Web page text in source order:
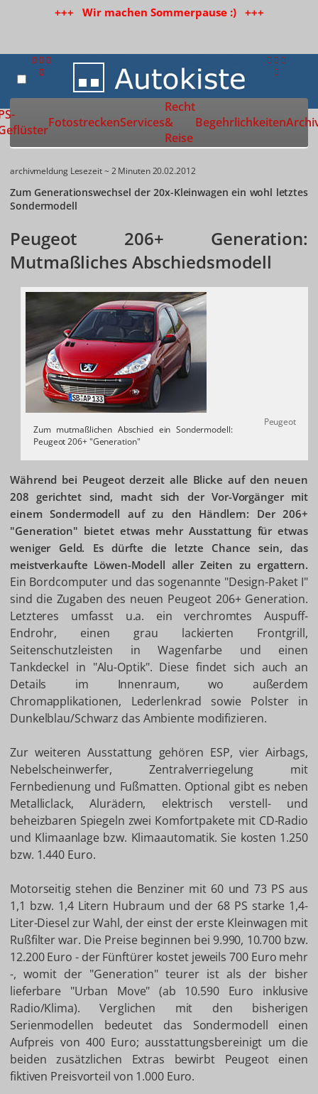
+++ Wir machen Sommerpause :) +++
Zur Startseite
FotostreckenServices
Recht
&
Reise
Begehrlichkeiten
archivmeldung Lesezeit ~ 2 Minuten20.02.2012
Zum Generationswechsel der 20x-Kleinwagen ein wohl letztes
Sondermodell
Peugeot 206+ Generation:
Mutmaßliches Abschiedsmodell
Peugeot
Zum mutmaßlichen Abschied ein Sondermodell:
Peugeot 206+ "Generation"
Während bei Peugeot derzeit alle Blicke auf den neuen
208 gerichtet sind, macht sich der Vor-Vorgänger mit
einem Sondermodell auf zu den Händlern: Der 206+
"Generation" bietet etwas mehr Ausstattung für etwas
weniger Geld. Es dürfte die letzte Chance sein, das
meistverkaufte Löwen-Modell aller Zeiten zu ergattern.
Ein Bordcomputer und das sogenannte "Design-Paket I"
sind die Zugaben des neuen Peugeot 206+ Generation.
Letzteres umfasst u.a. ein verchromtes Auspuff-
Endrohr, einen grau lackierten Frontgrill,
Seitenschutzleisten in Wagenfarbe und einen
Tankdeckel in "Alu-Optik". Diese findet sich auch an
Details im Innenraum, wo außerdem
Chromapplikationen, Lederlenkrad sowie Polster in
Dunkelblau/Schwarz das Ambiente modifizieren.
Zur weiteren Ausstattung gehören ESP, vier Airbags,
Nebelscheinwerfer, Zentralverriegelung mit
Fernbedienung und Fußmatten. Optional gibt es neben
Metalliclack, Alurädern, elektrisch verstell- und
beheizbaren Spiegeln zwei Komfortpakete mit CD-Radio
und Klimaanlage bzw. Klimaautomatik. Sie kosten 1.250
bzw. 1.440 Euro.
Motorseitig stehen die Benziner mit 60 und 73 PS aus
1,1 bzw. 1,4 Litern Hubraum und der 68 PS starke 1,4-
Liter-Diesel zur Wahl, der einst der erste Kleinwagen mit
Rußfilter war. Die Preise beginnen bei 9.990, 10.700 bzw.
12.200 Euro - der Fünftürer kostet jeweils 700 Euro mehr
-, womit der "Generation" teurer ist als der bisher
lieferbare "Urban Move" (ab 10.590 Euro inklusive
Radio/Klima). Verglichen mit den bisherigen
Serienmodellen bedeutet das Sondermodell einen
Aufpreis von 400 Euro; ausstattungsbereinigt um die
beiden zusätzlichen Extras bewirbt Peugeot einen
fiktiven Preisvorteil von 1.000 Euro.